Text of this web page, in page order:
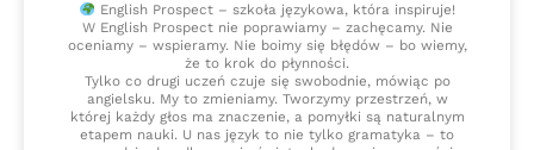
English Prospect – szkoła językowa, która inspiruje!
W English Prospect nie poprawiamy – zachęcamy. Nie
oceniamy – wspieramy. Nie boimy się błędów – bo wiemy,
że to krok do płynności.
Tylko co drugi uczeń czuje się swobodnie, mówiąc po
angielsku. My to zmieniamy. Tworzymy przestrzeń, w
której każdy głos ma znaczenie, a pomyłki są naturalnym
etapem nauki. U nas język to nie tylko gramatyka – to